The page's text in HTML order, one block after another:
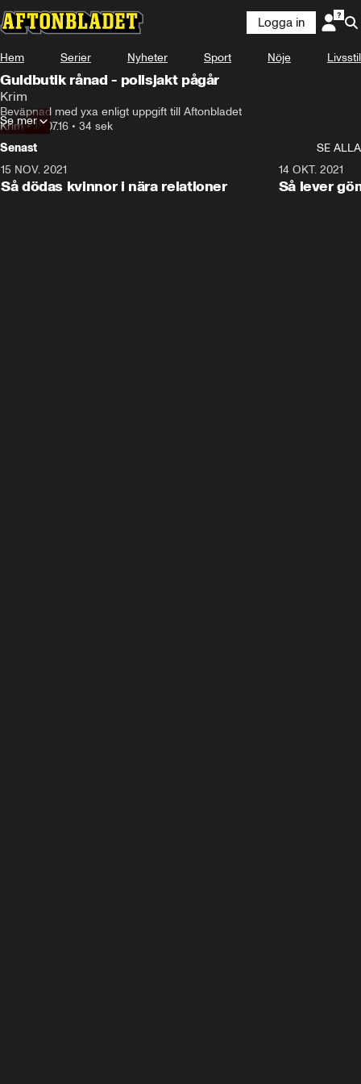
Logga in
Hem Serier Nyheter Sport Nöje Livsstil
Guldbutik rånad - polisjakt pågår
Krim
Beväpnad med yxa enligt uppgift till Aftonbladet
Krim•18.07.16 • 34 sek
Se mer
Senast
SE ALLA
15 NOV. 2021
Så dödas kvinnor i nära relationer
14 OKT. 2021
Så lever